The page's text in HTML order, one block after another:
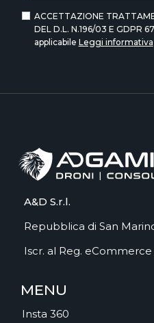
ACCETTAZIONE
DEL D.L. N.196/03 E GDPR
applicabile Leggi informativa
A&D S.r.l.
Repubblica di San
Iscr. al Reg.
MENU
Insta 360